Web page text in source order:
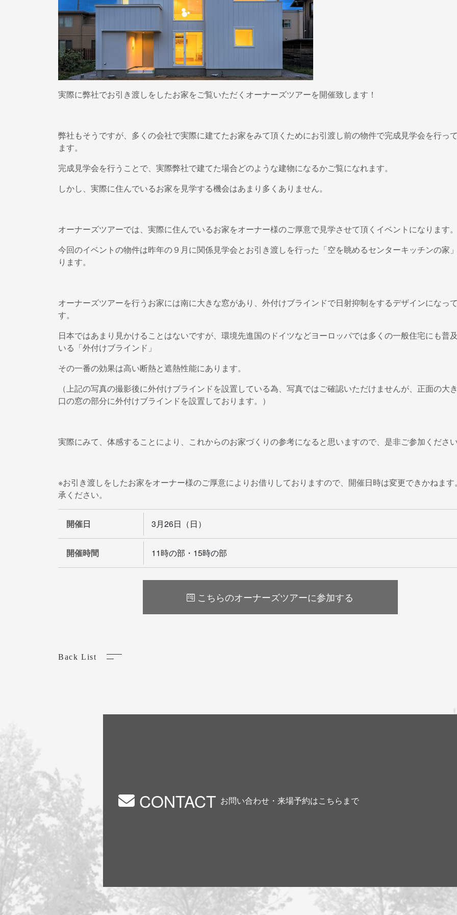
実際に弊社でお引き渡しをしたお家をご覧いただくオーナーズツアーを開催致します！
弊社もそうですが、多くの会社で実際に建てたお家をみて頂くためにお引渡し前の物件で完成見学会を行っ
ます。
完成見学会を行うことで、実際弊社で建てた場合どのような建物になるかご覧になれます。
しかし、実際に住んでいるお家を見学する機会はあまり多くありません。
オーナーズツアーでは、実際に住んでいるお家をオーナー様のご厚意で見学させて頂くイベントになります
今回のイベントの物件は昨年の９月に関係見学会とお引き渡しを行った「空を眺めるセンターキッチンの家
ります。
オーナーズツアーを行うお家には南に大きな窓があり、外付けブラインドで日射抑制をするデザインになっ
す。
日本ではあまり見かけることはないですが、環境先進国のドイツなどヨーロッパでは多くの一般住宅にも普
いる「外付けブラインド」
その一番の効果は高い断熱と遮熱性能にあります。
（上記の写真の撮影後に外付けブラインドを設置している為、写真ではご確認いただけませんが、正面の大
口の窓の部分に外付けブラインドを設置しております。）
実際にみて、体感することにより、これからのお家づくりの参考になると思いますので、是非ご参加くださ
※お引き渡しをしたお家をオーナー様のご厚意によりお借りしておりますので、開催日時は変更できかねます
承ください。
開催日 3月26日（日）
開催時間 11時の部・15時の部
こちらのオーナーズツアーに参加する
Back List
CONTACT お問い合わせ・来場予約はこちらまで